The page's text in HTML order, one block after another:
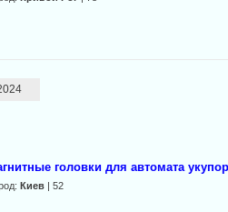
головки для автомата
Киев| 52